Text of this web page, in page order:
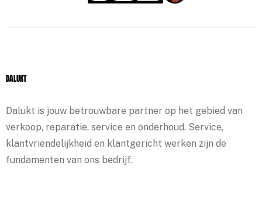
Dalukt
Dalukt is jouw betrouwbare partner op het gebied van
verkoop, reparatie, service en onderhoud. Service,
klantvriendelijkheid en klantgericht werken zijn de
fundamenten van ons bedrijf.